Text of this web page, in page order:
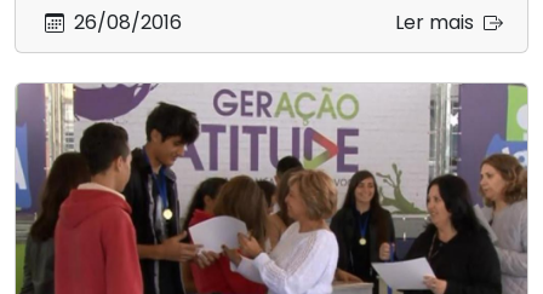
26/08/2016 Ler mais